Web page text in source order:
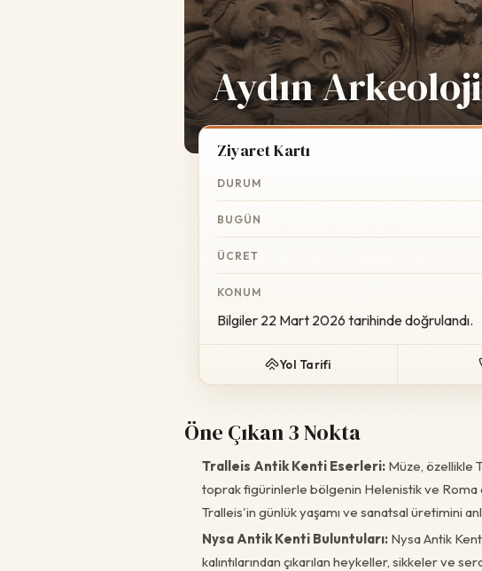
Aydın
Ziyaret Kartı
DURUM
BUGÜN
ÜCRET
KONUM
Bilgiler 22 Mart 2026 tarihinde doğrulandı.
Yol Tarifi
Öne Çıkan 3 Nokta
Tralleis Antik Kenti Eserleri: Müze, özellikle
toprak figürinlerle bölgenin Helenistik ve Roma
Tralleis'in günlük yaşamı ve sanatsal üretimini
Nysa Antik Kenti Buluntuları: Nysa Antik
kalıntılarından çıkarılan heykeller, sikkeler ve